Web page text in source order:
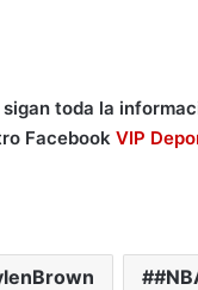
toda la
Facebook VIP